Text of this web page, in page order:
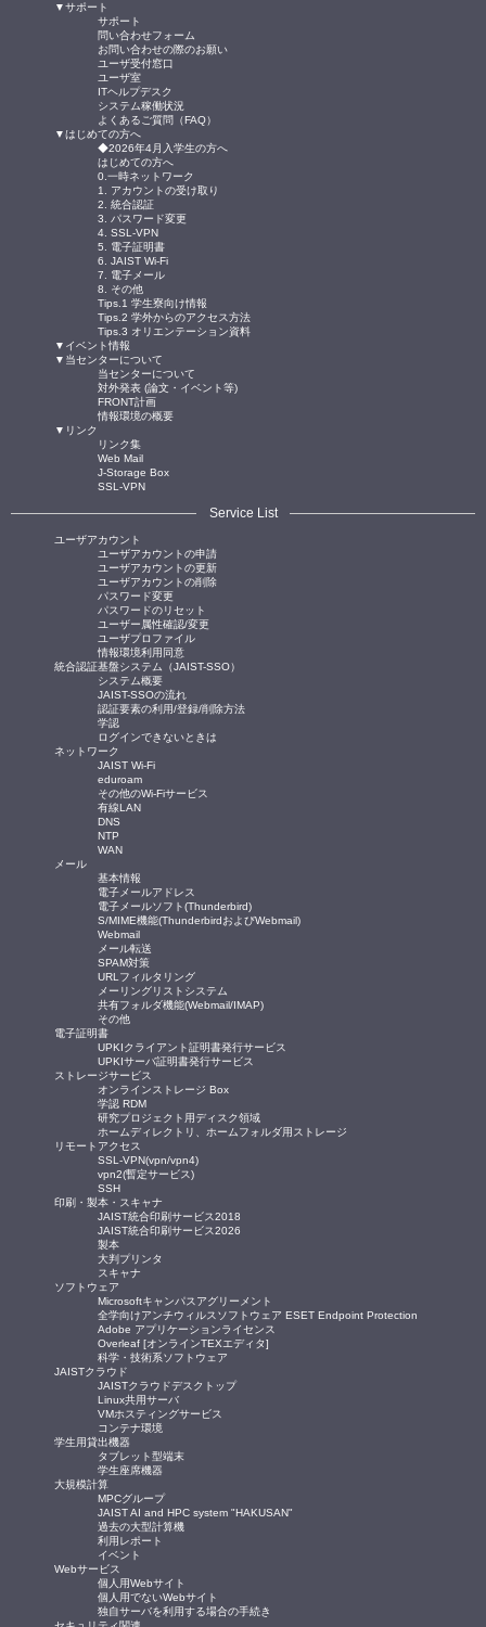
▼サポート
サポート
問い合わせフォーム
お問い合わせの際のお願い
ユーザ受付窓口
ユーザ室
ITヘルプデスク
システム稼働状況
よくあるご質問（FAQ）
▼はじめての方へ
◆2026年4月入学生の方へ
はじめての方へ
0.一時ネットワーク
1. アカウントの受け取り
2. 統合認証
3. パスワード変更
4. SSL-VPN
5. 電子証明書
6. JAIST Wi-Fi
7. 電子メール
8. その他
Tips.1 学生寮向け情報
Tips.2 学外からのアクセス方法
Tips.3 オリエンテーション資料
▼イベント情報
▼当センターについて
当センターについて
対外発表 (論文・イベント等)
FRONT計画
情報環境の概要
▼リンク
リンク集
Web Mail
J-Storage Box
SSL-VPN
Service List
ユーザアカウント
ユーザアカウントの申請
ユーザアカウントの更新
ユーザアカウントの削除
パスワード変更
パスワードのリセット
ユーザー属性確認/変更
ユーザプロファイル
情報環境利用同意
統合認証基盤システム（JAIST-SSO）
システム概要
JAIST-SSOの流れ
認証要素の利用/登録/削除方法
学認
ログインできないときは
ネットワーク
JAIST Wi-Fi
eduroam
その他のWi-Fiサービス
有線LAN
DNS
NTP
WAN
メール
基本情報
電子メールアドレス
電子メールソフト(Thunderbird)
S/MIME機能(ThunderbirdおよびWebmail)
Webmail
メール転送
SPAM対策
URLフィルタリング
メーリングリストシステム
共有フォルダ機能(Webmail/IMAP)
その他
電子証明書
UPKIクライアント証明書発行サービス
UPKIサーバ証明書発行サービス
ストレージサービス
オンラインストレージ Box
学認 RDM
研究プロジェクト用ディスク領域
ホームディレクトリ、ホームフォルダ用ストレージ
リモートアクセス
SSL-VPN(vpn/vpn4)
vpn2(暫定サービス)
SSH
印刷・製本・スキャナ
JAIST統合印刷サービス2018
JAIST統合印刷サービス2026
製本
大判プリンタ
スキャナ
ソフトウェア
Microsoftキャンパスアグリーメント
全学向けアンチウィルスソフトウェア ESET Endpoint Protection
Adobe アプリケーションライセンス
Overleaf [オンラインTEXエディタ]
科学・技術系ソフトウェア
JAISTクラウド
JAISTクラウドデスクトップ
Linux共用サーバ
VMホスティングサービス
コンテナ環境
学生用貸出機器
タブレット型端末
学生座席機器
大規模計算
MPCグループ
JAIST AI and HPC system "HAKUSAN"
過去の大型計算機
利用レポート
イベント
Webサービス
個人用Webサイト
個人用でないWebサイト
独自サーバを利用する場合の手続き